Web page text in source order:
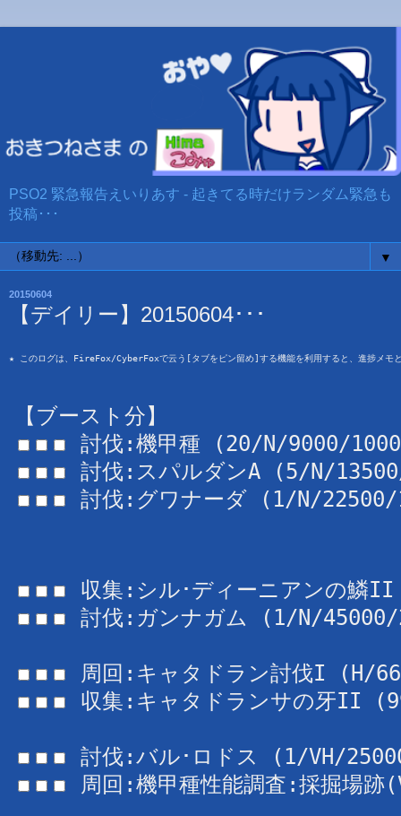
PSO2 緊急報告えいりあす - 起きてる時だけランダム緊急も
投稿･･･
▼
20150604
【デイリー】20150604･･･
★ このログは、FireFox/CyberFoxで云う[タブをピン留め]する機能を利用すると、進捗メモ
【ブースト分】
討伐:グワナーダ (1/N/
討伐:ガンナガム (1/N/
収集:キャタドランサの牙II
周回:機甲種性能調査:採掘場